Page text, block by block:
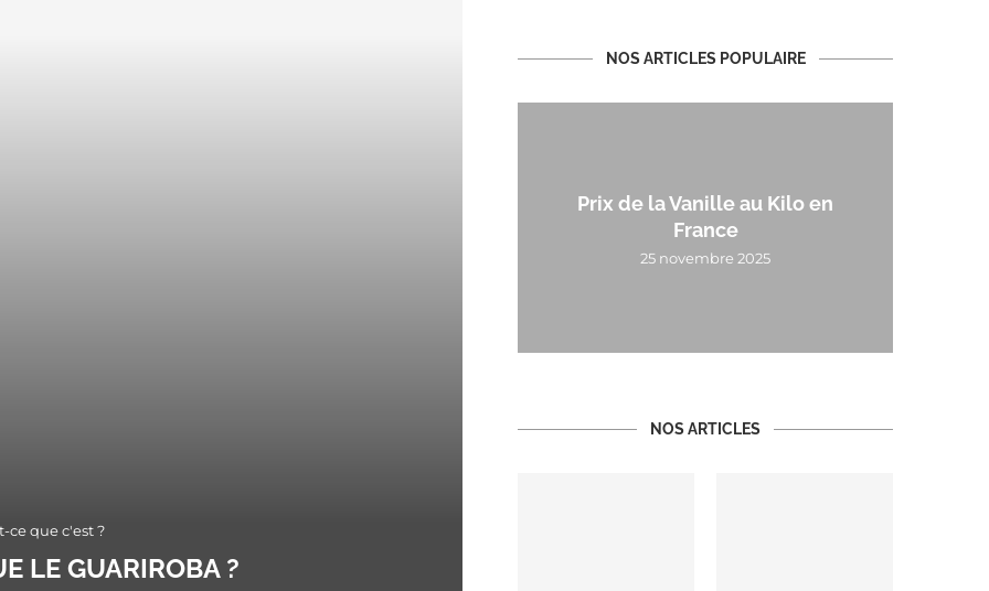
ce que c'est ?
LE GUARIROBA ?
NOS ARTICLES POPULAIRE
Prix de la Vanille au Kilo en
France
25 novembre 2025
NOS ARTICLES